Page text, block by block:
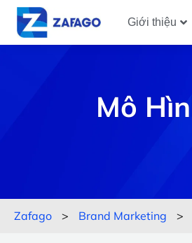
Giới thiệu
Mô
Zafago > Brand Marketing >